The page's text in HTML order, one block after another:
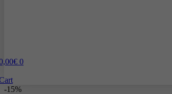
€ 0
-15%